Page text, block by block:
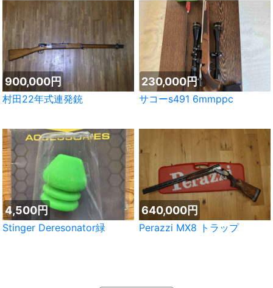
900,000円
村田22年式連発銃
230,000円
サコーs491 6mmppc
4,500円
Stinger Deresonator緑
640,000円
Perazzi MX8 トラップ